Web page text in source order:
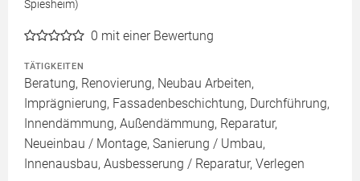
Spiesheim)
0 mit einer Bewertung
TÄTIGKEITEN
Beratung, Renovierung, Neubau Arbeiten,
Imprägnierung, Fassadenbeschichtung, Durchführung,
Innendämmung, Außendämmung, Reparatur,
Neueinbau / Montage, Sanierung / Umbau,
Innenausbau, Ausbesserung / Reparatur, Verlegen